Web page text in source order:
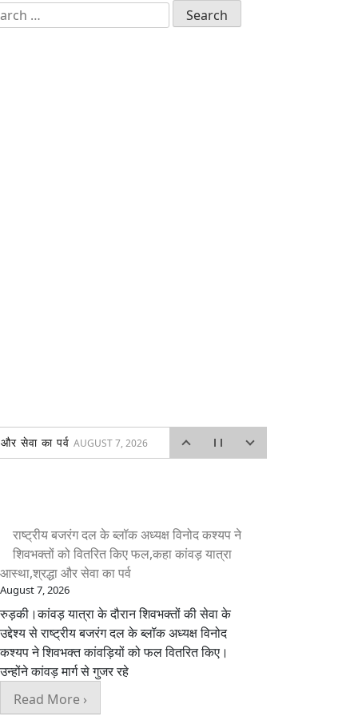
सेवा का पर्व AUGUST 7, 2026
जाने दौरान
चंद शास्त्री 9719598850AUGUST 7, 2026
पानी,रामपुर चुंगी बनी तालाबAUGUST 6, 2026
राष्ट्रीय बजरंग दल के ब्लॉक अध्यक्ष विनोद कश्यप ने
शिवभक्तों को वितरित किए फल,कहा कांवड़ यात्रा
आस्था,श्रद्धा और सेवा का पर्व
August 7, 2026
रुड़की।कांवड़ यात्रा के दौरान शिवभक्तों की सेवा के
उद्देश्य से राष्ट्रीय बजरंग दल के ब्लॉक अध्यक्ष विनोद
कश्यप ने शिवभक्त कांवड़ियों को फल वितरित किए।
उन्होंने कांवड़ मार्ग से गुजर रहे
Read More ›